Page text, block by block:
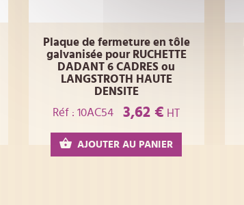
Plaque de fermeture en tôle
galvanisée pour RUCHETTE
DADANT 6 CADRES ou
LANGSTROTH HAUTE
DENSITE
Réf : 10AC54
3,62 € HT
AJOUTER AU PANIER